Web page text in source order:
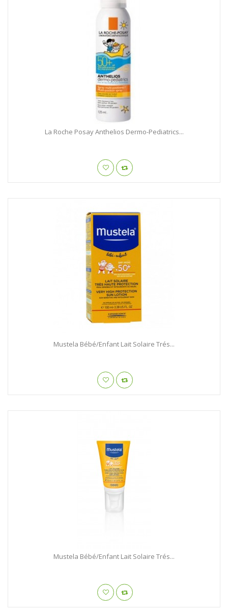
La Roche Posay Anthelios Dermo-Pediatrics...
Mustela Bébé/Enfant Lait Solaire Trés...
Mustela Bébé/Enfant Lait Solaire Trés...